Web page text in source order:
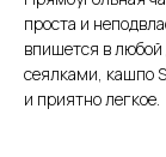
проста и
впишется в
сеялками, кашпо
и приятно легкое.